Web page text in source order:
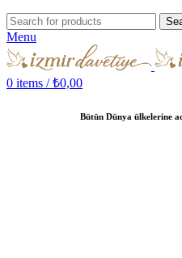
Menu
0 items / ₺0,00
Bütün Dünya ülkelerine